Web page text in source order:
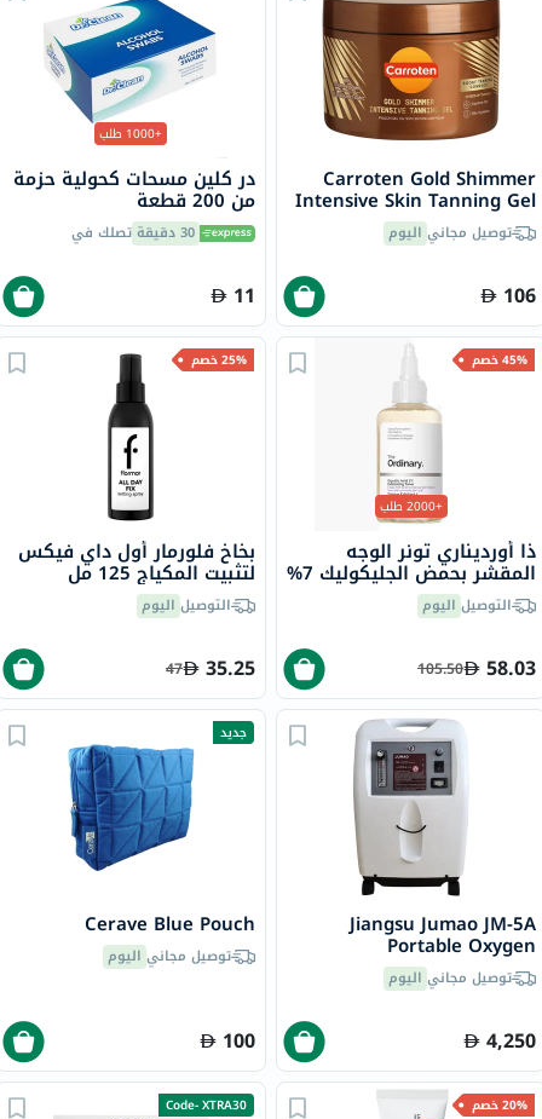
Carroten Gold Shimmer
Intensive Skin Tanning Gel
150mlتوصيل مجاني اليوم
106
+1000 طلب
در كلين مسحات كحولية حزمة
من 200 قطعة
30 دقيقة تصلك في
11
45% خصم
+2000 طلب
ذا أورديناري تونر الوجه
المقشر بحمض الجليكوليك 7%
لتوحيد لون البشرة 240 مل
التوصيل اليوم
58.03
105.50
25% خصم
بخاخ فلورمار أول داي فيكس
لتثبيت المكياج 125 مل
التوصيل اليوم
35.25
47
Jiangsu Jumao JM-5A
Portable Oxygen
Concentrator 5 L
توصيل مجاني اليوم
4,250
جديد
Cerave Blue Pouch
توصيل مجاني اليوم
100
20% خصم
Code- XTRA30